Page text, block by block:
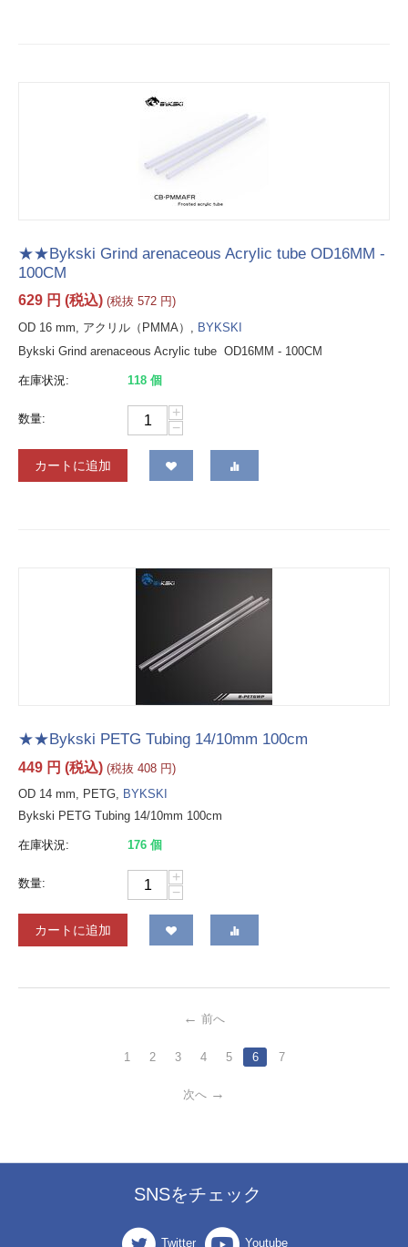
★★Bykski Grind arenaceous Acrylic tube OD16MM -
100CM
629 円 (税込) (税抜 572 円)
OD 16 mm, アクリル（PMMA）, BYKSKI
Bykski Grind arenaceous Acrylic tube OD16MM - 100CM
在庫状況: 118 個
数量:
+
−
カートに追加
★★Bykski PETG Tubing 14/10mm 100cm
449 円 (税込) (税抜 408 円)
OD 14 mm, PETG, BYKSKI
Bykski PETG Tubing 14/10mm 100cm
在庫状況: 176 個
数量:
+
−
カートに追加
前へ
1 2 3 4 5 6 7
次へ
SNSをチェック
Twitter Youtube